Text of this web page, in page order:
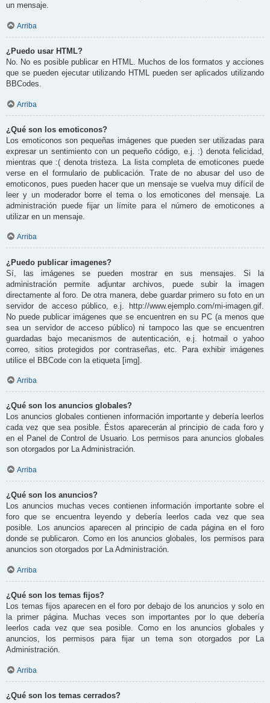
un mensaje.
Arriba
¿Puedo usar HTML?
No. No es posible publicar en HTML. Muchos de los formatos y acciones
que se pueden ejecutar utilizando HTML pueden ser aplicados utilizando
BBCodes.
Arriba
¿Qué son los emoticonos?
Los emoticonos son pequeñas imágenes que pueden ser utilizadas para
expresar un sentimiento con un pequeño código, e.j. :) denota felicidad,
mientras que :( denota tristeza. La lista completa de emoticones puede
verse en el formulario de publicación. Trate de no abusar del uso de
emoticonos, pues pueden hacer que un mensaje se vuelva muy difícil de
leer y un moderador borre el tema o los emoticones del mensaje. La
administración puede fijar un límite para el número de emoticones a
utilizar en un mensaje.
Arriba
¿Puedo publicar imagenes?
Sí, las imágenes se pueden mostrar en sus mensajes. Si la
administración permite adjuntar archivos, puede subir la imagen
directamente al foro. De otra manera, debe guardar primero su foto en un
servidor de acceso público, e.j. http://www.ejemplo.com/mi-imagen.gif.
No puede publicar imágenes que se encuentren en su PC (a menos que
sea un servidor de acceso público) ni tampoco las que se encuentren
guardadas bajo mecanismos de autenticación, e.j. hotmail o yahoo
correo, sitios protegidos por contraseñas, etc. Para exhibir imágenes
utilice el BBCode con la etiqueta [img].
Arriba
¿Qué son los anuncios globales?
Los anuncios globales contienen información importante y debería leerlos
cada vez que sea posible. Éstos aparecerán al principio de cada foro y
en el Panel de Control de Usuario. Los permisos para anuncios globales
son otorgados por La Administración.
Arriba
¿Qué son los anuncios?
Los anuncios muchas veces contienen información importante sobre el
foro que se encuentra leyendo y debería leerlos cada vez que sea
posible. Los anuncios aparecen al principio de cada página en el foro
donde se publicaron. Como en los anuncios globales, los permisos para
anuncios son otorgados por La Administración.
Arriba
¿Qué son los temas fijos?
Los temas fijos aparecen en el foro por debajo de los anuncios y solo en
la primer página. Muchas veces son importantes por lo que debería
leerlos cada vez que sea posible. Como en los anuncios globales y
anuncios, los permisos para fijar un tema son otorgados por La
Administración.
Arriba
¿Qué son los temas cerrados?